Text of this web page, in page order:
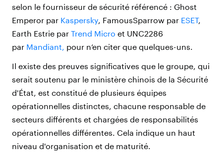
selon le fournisseur de sécurité référencé : Ghost
Emperor par Kaspersky, FamousSparrow par ESET,
Earth Estrie par Trend Micro et UNC2286
par Mandiant, pour n’en citer que quelques-uns.
Il existe des preuves significatives que le groupe, qui
serait soutenu par le ministère chinois de la Sécurité
d'État, est constitué de plusieurs équipes
opérationnelles distinctes, chacune responsable de
secteurs différents et chargées de responsabilités
opérationnelles différentes. Cela indique un haut
niveau d'organisation et de maturité.